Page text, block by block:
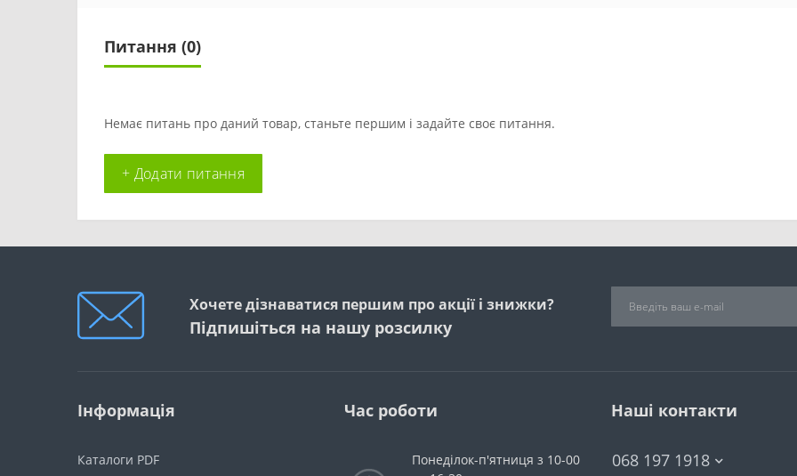
Питання (0)
Немає питань про даний товар, станьте першим і задайте своє питання.
+ Додати питання
Хочете дізнаватися першим про акції і знижки?
Підпишіться на нашу розсилку
Інформація
Каталоги PDF
Час роботи
Понеділок-п'ятниця з 10-00
Наші контакти
068 197 1918